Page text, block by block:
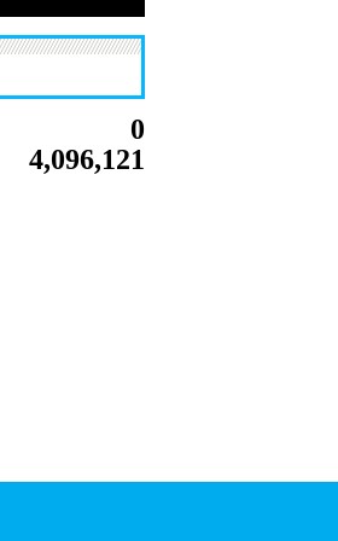
0
4,096,121